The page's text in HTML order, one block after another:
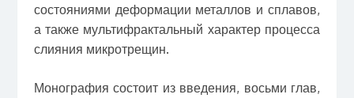
состояниями деформации металлов и сплавов,
а также мультифрактальный характер процесса
слияния микротрещин.
Монография состоит из введения, восьми глав,